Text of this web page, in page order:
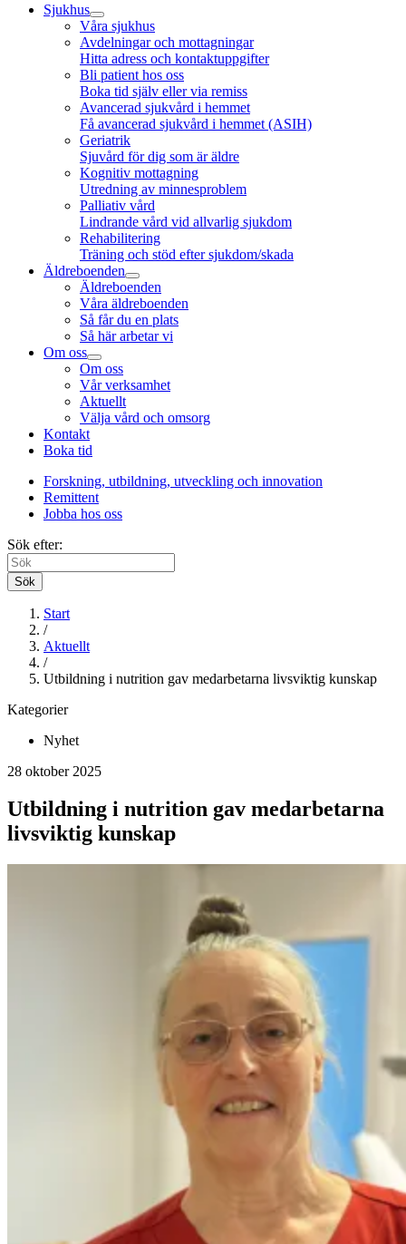
Sjukhus
Våra sjukhus
Avdelningar och mottagningar
Hitta adress och kontaktuppgifter
Bli patient hos oss
Boka tid själv eller via remiss
Avancerad sjukvård i hemmet
Få avancerad sjukvård i hemmet (ASIH)
Geriatrik
Sjuvård för dig som är äldre
Kognitiv mottagning
Utredning av minnesproblem
Palliativ vård
Lindrande vård vid allvarlig sjukdom
Rehabilitering
Träning och stöd efter sjukdom/skada
Äldreboenden
Äldreboenden
Våra äldreboenden
Så får du en plats
Så här arbetar vi
Om oss
Om oss
Vår verksamhet
Aktuellt
Välja vård och omsorg
Kontakt
Boka tid
Forskning, utbildning, utveckling och innovation
Remittent
Jobba hos oss
Sök efter:
Sök
Start
/
Aktuellt
/
Utbildning i nutrition gav medarbetarna livsviktig kunskap
Kategorier
Nyhet
28 oktober 2025
Utbildning i nutrition gav medarbetarna
livsviktig kunskap